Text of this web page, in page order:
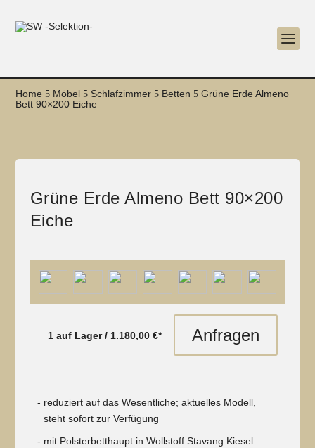
Home 5 Möbel 5 Schlafzimmer 5 Betten 5 Grüne Erde Almeno
Bett 90×200 Eiche
Grüne Erde Almeno Bett 90×200
Eiche
Anfragen
1 auf Lager / 1.180,00 €*
reduziert auf das Wesentliche; aktuelles Modell,
steht sofort zur Verfügung
mit Polsterbetthaupt in Wollstoff Stavang Kiesel